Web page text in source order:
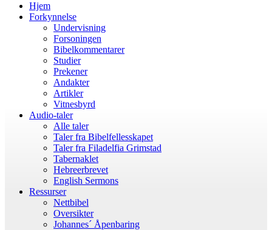
Hjem
Forkynnelse
Undervisning
Forsoningen
Bibelkommentarer
Studier
Prekener
Andakter
Artikler
Vitnesbyrd
Audio-taler
Alle taler
Taler fra Bibelfellesskapet
Taler fra Filadelfia Grimstad
Tabernaklet
Hebreerbrevet
English Sermons
Ressurser
Nettbibel
Oversikter
Johannes´ Åpenbaring